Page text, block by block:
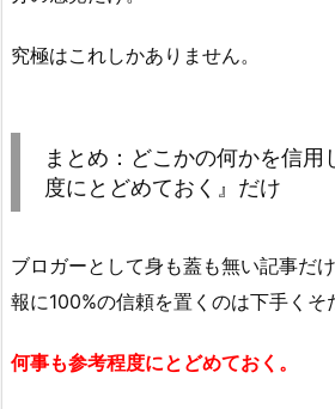
究極はこれしかありません。
まとめ：どこかの何かを信用
度にとどめておく』だけ
ブロガーとして身も蓋も無い記事だ
報に100%の信頼を置くのは下手くそ
何事も参考程度にとどめておく。